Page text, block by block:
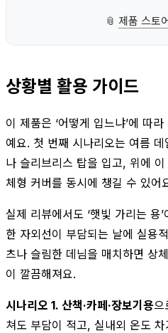
📎 제품 스토
상황별 활용 가이드
이 제품은 ‘어떻게 입느냐’에 따
예요. 첫 번째 시나리오는 여름
나 슬리브리스 탑을 입고, 위에
체형 커버를 동시에 챙길 수 있어
실제 리뷰에서도 ‘햇빛 가리는 용
한 자외선이 부담되는 날에 실용
츠나 슬림한 데님을 매치하면 상
이 깔끔해져요.
시나리오 1. 산책·카페·장보기용으
쳐도 부담이 적고, 실내외 온도